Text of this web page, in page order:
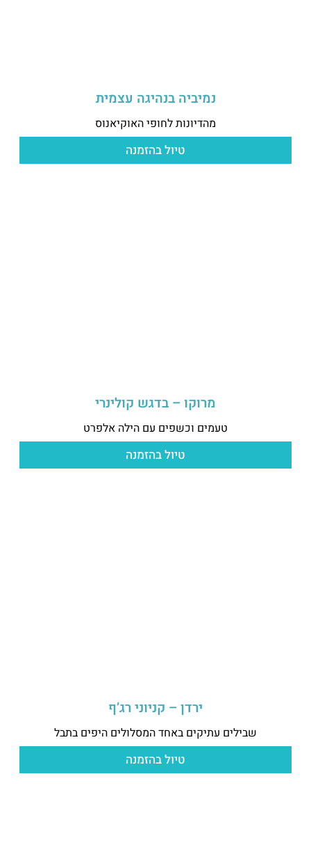
נמיביה בנהיגה עצמית
מהדיונות לחופי האוקיאנוס
טיול בהזמנה
מרוקו – בדגש קולינרי
טעמים וכשפים עם הילה אלפרט
טיול בהזמנה
ירדן – קניוני רג’ף
שבילים עתיקים באחד המסלולים היפים בתבל
טיול בהזמנה